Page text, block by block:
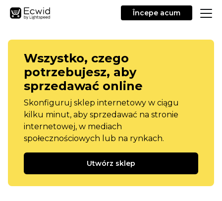
Începe acum
Wszystko, czego
potrzebujesz, aby
sprzedawać online
Skonfiguruj sklep internetowy w ciągu
kilku minut, aby sprzedawać na stronie
internetowej, w mediach
społecznościowych lub na rynkach.
Utwórz sklep